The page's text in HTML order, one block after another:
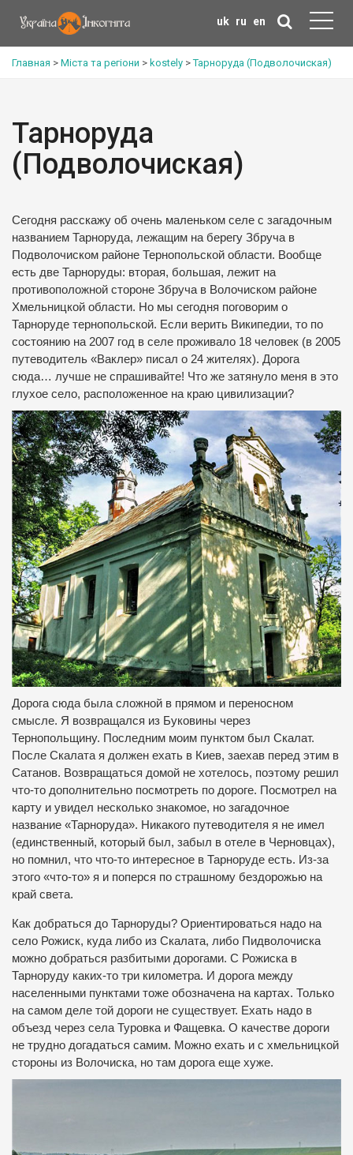
uk ru en
Главная > Міста та регіони > kostely >Тарноруда (Подволочиская)
Тарноруда
(Подволочиская)
Сегодня расскажу об очень маленьком селе с загадочным
названием Тарноруда, лежащим на берегу Збруча в
Подволочиском районе Тернопольской области. Вообще
есть две Тарноруды: вторая, большая, лежит на
противоположной стороне Збруча в Волочиском районе
Хмельницкой области. Но мы сегодня поговорим о
Тарноруде тернопольской. Если верить Википедии, то по
состоянию на 2007 год в селе проживало 18 человек (в 2005
путеводитель «Ваклер» писал о 24 жителях). Дорога
сюда… лучше не спрашивайте! Что же затянуло меня в это
глухое село, расположенное на краю цивилизации?
Дорога сюда была сложной в прямом и переносном
смысле. Я возвращался из Буковины через
Тернопольщину. Последним моим пунктом был Скалат.
После Скалата я должен ехать в Киев, заехав перед этим в
Сатанов. Возвращаться домой не хотелось, поэтому решил
что-то дополнительно посмотреть по дороге. Посмотрел на
карту и увидел несколько знакомое, но загадочное
название «Тарноруда». Никакого путеводителя я не имел
(единственный, который был, забыл в отеле в Черновцах),
но помнил, что что-то интересное в Тарноруде есть. Из-за
этого «что-то» я и поперся по страшному бездорожью на
край света.
Как добраться до Тарноруды? Ориентироваться надо на
село Рожиск, куда либо из Скалата, либо Пидволочиска
можно добраться разбитыми дорогами. С Рожиска в
Тарноруду каких-то три километра. И дорога между
населенными пунктами тоже обозначена на картах. Только
на самом деле той дороги не существует. Ехать надо в
объезд через села Туровка и Фащевка. О качестве дороги
не трудно догадаться самим. Можно ехать и с хмельницкой
стороны из Волочиска, но там дорога еще хуже.